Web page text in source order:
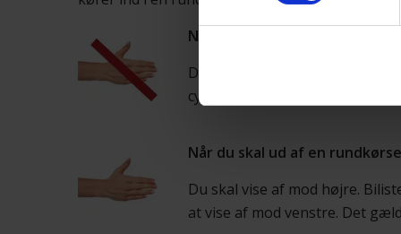
Når du kører ind i en rundkørsel
Du skal ikke vise af, når du
cykelstien/vejen.
Når du skal ud af en
Du skal vise af mod højre.
at vise af mod venstre. Det